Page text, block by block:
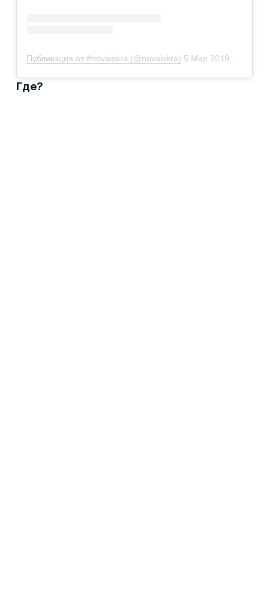
Публикация от #novaiskra (@novaiskra) 5 Мар 2019 в 4:23 PST
Где?